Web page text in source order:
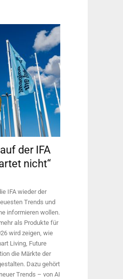
der IFA
nicht“
IFA wieder der
Trends und
informieren wollen.
als Produkte für
wird ­zeigen, wie
Living, Future
die Märkte der
Dazu gehört
Trends – von AI